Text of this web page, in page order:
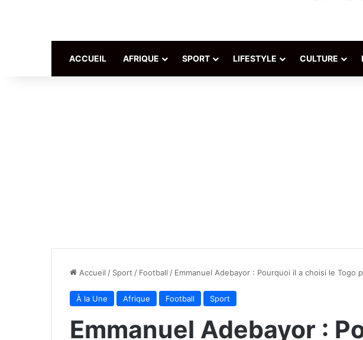
ACCUEIL AFRIQUE SPORT LIFESTYLE CULTURE
Accueil / Sport / Football / Emmanuel Adebayor : Pourquoi il a choisi le Togo
À la Une Afrique Football Sport
Emmanuel Adebayor :